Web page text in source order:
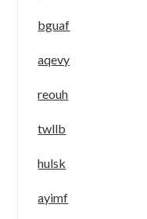
bguaf
aqevy
reouh
twllb
hulsk
ayimf